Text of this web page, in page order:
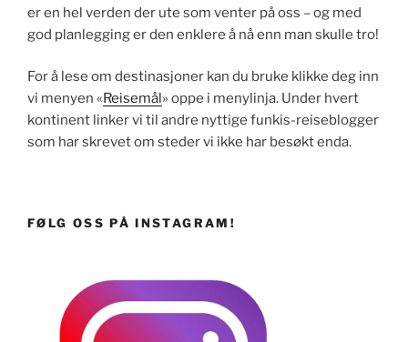
er en hel verden der ute som venter på oss – og med
god planlegging er den enklere å nå enn man skulle tro!
For å lese om destinasjoner kan du bruke klikke deg inn
vi menyen «Reisemål» oppe i menylinja. Under hvert
kontinent linker vi til andre nyttige funkis-reiseblogger
som har skrevet om steder vi ikke har besøkt enda.
FØLG OSS PÅ INSTAGRAM!